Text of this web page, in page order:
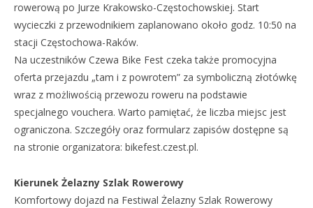
rowerową po Jurze Krakowsko-Częstochowskiej. Start
wycieczki z przewodnikiem zaplanowano około godz. 10:50 na
stacji Częstochowa-Raków.
Na uczestników Czewa Bike Fest czeka także promocyjna
oferta przejazdu „tam i z powrotem” za symboliczną złotówkę
wraz z możliwością przewozu roweru na podstawie
specjalnego vouchera. Warto pamiętać, że liczba miejsc jest
ograniczona. Szczegóły oraz formularz zapisów dostępne są
na stronie organizatora: bikefest.czest.pl.
Kierunek Żelazny Szlak Rowerowy
Komfortowy dojazd na Festiwal Żelazny Szlak Rowerowy